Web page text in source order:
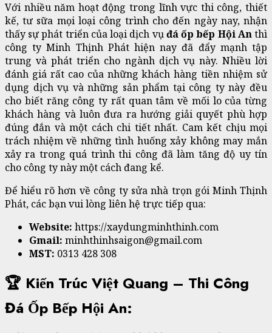
Với nhiều năm hoạt động trong lĩnh vực thi công, thiết
kế, tư sữa mọi loại công trình cho đến ngày nay, nhận
thấy sự phát triển của loại dịch vụđá ốp bếp Hội Anthì
công ty Minh Thịnh Phát hiện nay đã đẩy mạnh tập
trung và phát triển cho ngành dịch vụ này. Nhiều lời
đánh giá rất cao của những khách hàng tiền nhiệm sử
dụng dịch vụ và những sản phẩm tại công ty này đều
cho biết răng công ty rất quan tâm về mối lo của từng
khách hàng và luôn đưa ra hướng giải quyết phù hợp
đúng đắn và một cách chi tiết nhất. Cam kết chịu mọi
trách nhiệm về những tình huống xảy không may mắn
xảy ra trong quá trình thi công đã làm tăng độ uy tín
cho công ty này một cách đang kể.
Để hiểu rõ hơn về công ty sửa nhà trọn gói Minh Thịnh
Phát, các bạn vui lòng liên hệ trực tiếp qua:
Website: https://xaydungminhthinh.com
Gmail: minhthinhsaigon@gmail.com
MST: 0313 428 308
🏆 Kiến Trúc Việt Quang – Thi Công
Đá Ốp Bếp Hội An: